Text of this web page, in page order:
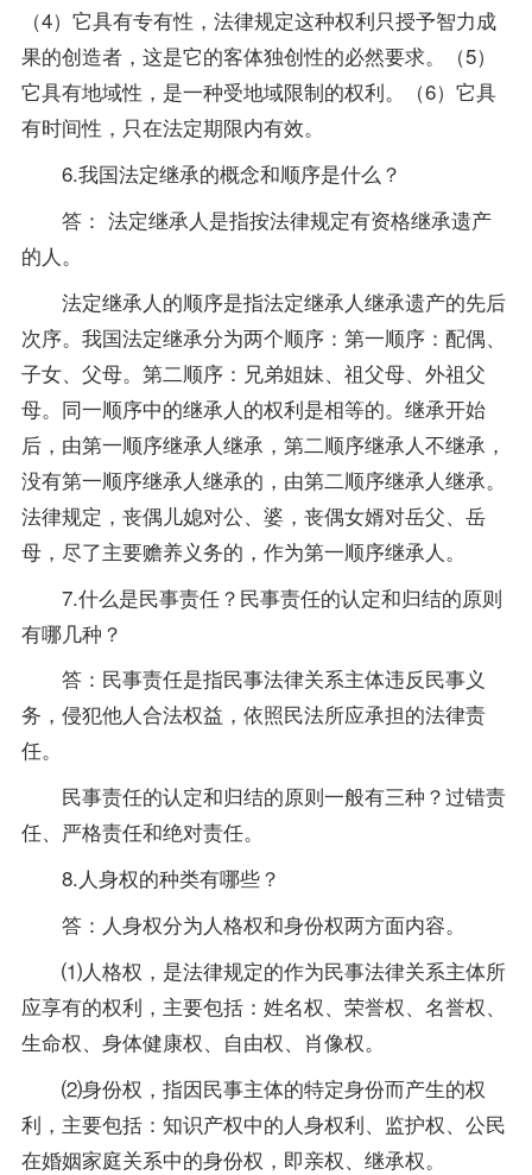
（4）它具有专有性，法律规定这种权利只授予智力成
果的创造者，这是它的客体独创性的必然要求。（5）
它具有地域性，是一种受地域限制的权利。（6）它具
有时间性，只在法定期限内有效。
6.我国法定继承的概念和顺序是什么？
答： 法定继承人是指按法律规定有资格继承遗产
的人。
法定继承人的顺序是指法定继承人继承遗产的先后
次序。我国法定继承分为两个顺序：第一顺序：配偶、
子女、父母。第二顺序：兄弟姐妹、祖父母、外祖父
母。同一顺序中的继承人的权利是相等的。继承开始
后，由第一顺序继承人继承，第二顺序继承人不继承，
没有第一顺序继承人继承的，由第二顺序继承人继承。
法律规定，丧偶儿媳对公、婆，丧偶女婿对岳父、岳
母，尽了主要赡养义务的，作为第一顺序继承人。
7.什么是民事责任？民事责任的认定和归结的原则
有哪几种？
答：民事责任是指民事法律关系主体违反民事义
务，侵犯他人合法权益，依照民法所应承担的法律责
任。
民事责任的认定和归结的原则一般有三种？过错责
任、严格责任和绝对责任。
8.人身权的种类有哪些？
答：人身权分为人格权和身份权两方面内容。
⑴人格权，是法律规定的作为民事法律关系主体所
应享有的权利，主要包括：姓名权、荣誉权、名誉权、
生命权、身体健康权、自由权、肖像权。
⑵身份权，指因民事主体的特定身份而产生的权
利，主要包括：知识产权中的人身权利、监护权、公民
在婚姻家庭关系中的身份权，即亲权、继承权。